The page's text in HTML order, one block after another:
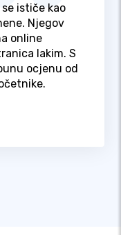
ističe kao
Njegov
online
lakim. S
ocjenu od